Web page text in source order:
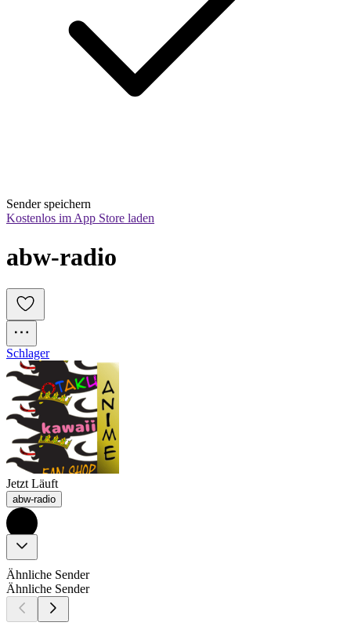
Sender speichern
Kostenlos im App Store laden
abw-radio
Schlager
Jetzt Läuft
abw-radio
Ähnliche Sender
Ähnliche Sender